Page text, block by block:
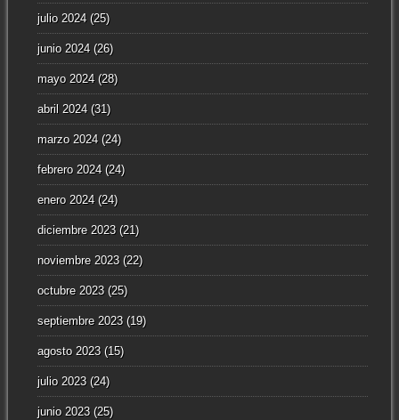
julio 2024(25)
junio 2024(26)
mayo 2024(28)
abril 2024(31)
marzo 2024(24)
febrero 2024(24)
enero 2024(24)
diciembre 2023(21)
noviembre 2023(22)
octubre 2023(25)
septiembre 2023(19)
agosto 2023(15)
julio 2023(24)
junio 2023(25)